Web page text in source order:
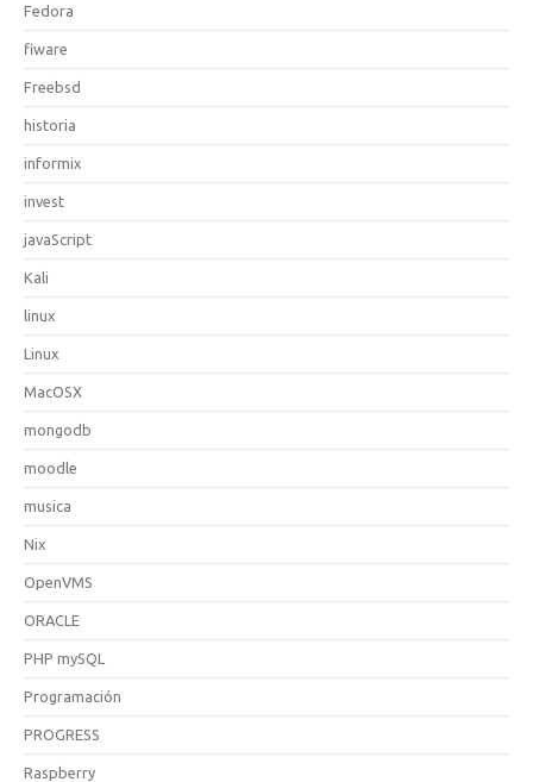
Fedora
fiware
Freebsd
historia
informix
invest
javaScript
Kali
linux
Linux
MacOSX
mongodb
moodle
musica
Nix
OpenVMS
ORACLE
PHP mySQL
Programación
PROGRESS
Raspberry